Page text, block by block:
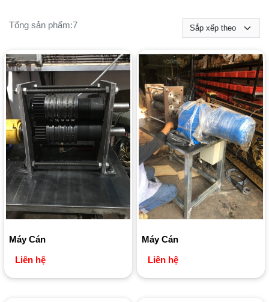
Tổng sản phẩm:7
Máy Cán
Liên hệ
Máy Cán
Liên hệ